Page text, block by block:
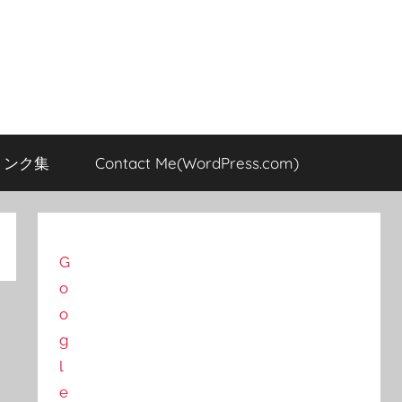
ク集 Contact Me(WordPress.com)
G
o
o
g
l
e